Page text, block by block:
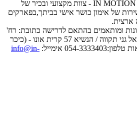
כל הזכויות שמורות © IN MOTION 2005 - צוות מקצועי ובכיר של
של אימון כושר אישי בביתך,בפארקים
ארצית.
ומותאמים בהתאם לדרישה כתובת: רח'
הכרמל 20 בית אפריקה ישראל גני תקווה / הנשיא 57 קרית אונו - (כיכר
אימייל:
info@in-